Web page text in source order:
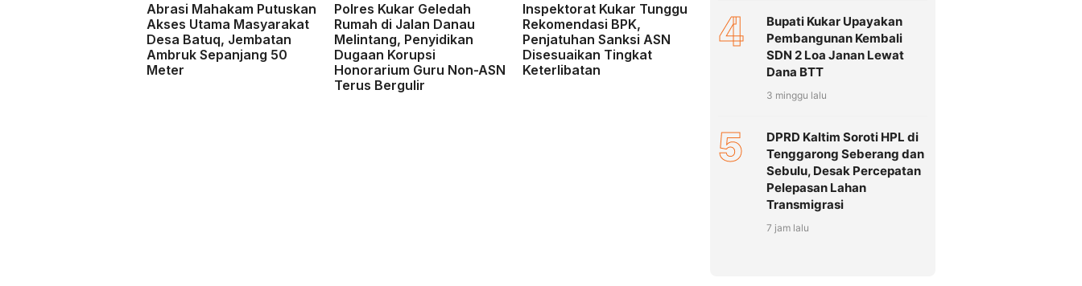
Abrasi Mahakam Putuskan
Akses Utama Masyarakat
Desa Batuq, Jembatan
Ambruk Sepanjang 50
Meter
Polres Kukar Geledah
Rumah di Jalan Danau
Melintang, Penyidikan
Dugaan Korupsi
Honorarium Guru Non-ASN
Terus Bergulir
Inspektorat Kukar Tunggu
Rekomendasi BPK,
Penjatuhan Sanksi ASN
Disesuaikan Tingkat
Keterlibatan
4
Bupati Kukar Upayakan
Pembangunan Kembali
SDN 2 Loa Janan Lewat
Dana BTT
3 minggu lalu
5
DPRD Kaltim Soroti HPL di
Tenggarong Seberang dan
Sebulu, Desak Percepatan
Pelepasan Lahan
Transmigrasi
7 jam lalu